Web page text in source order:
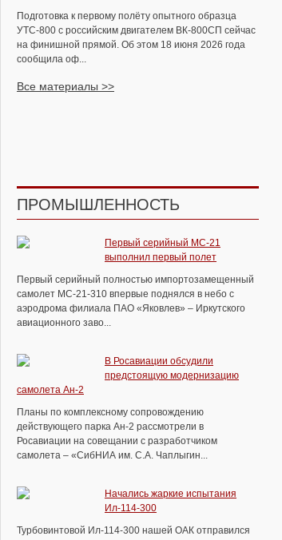
Подготовка к первому полёту опытного образца
УТС-800 с российским двигателем ВК-800СП сейчас
на финишной прямой. Об этом 18 июня 2026 года
сообщила оф...
Все материалы >>
ПРОМЫШЛЕННОСТЬ
Первый серийный МС-21
выполнил первый полет
Первый серийный полностью импортозамещенный
самолет МС-21-310 впервые поднялся в небо с
аэродрома филиала ПАО «Яковлев» – Иркутского
авиационного заво...
В Росавиации обсудили
предстоящую модернизацию
самолета Ан-2
Планы по комплексному сопровождению
действующего парка Ан-2 рассмотрели в
Росавиации на совещании с разработчиком
самолета – «СибНИА им. С.А. Чаплыгин...
Начались жаркие испытания
Ил-114-300
Турбовинтовой Ил-114-300 нашей ОАК отправился